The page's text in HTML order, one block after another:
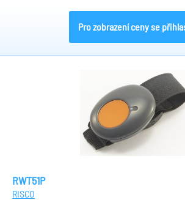
Pro zobrazení ceny se
RWT51P
RISCO